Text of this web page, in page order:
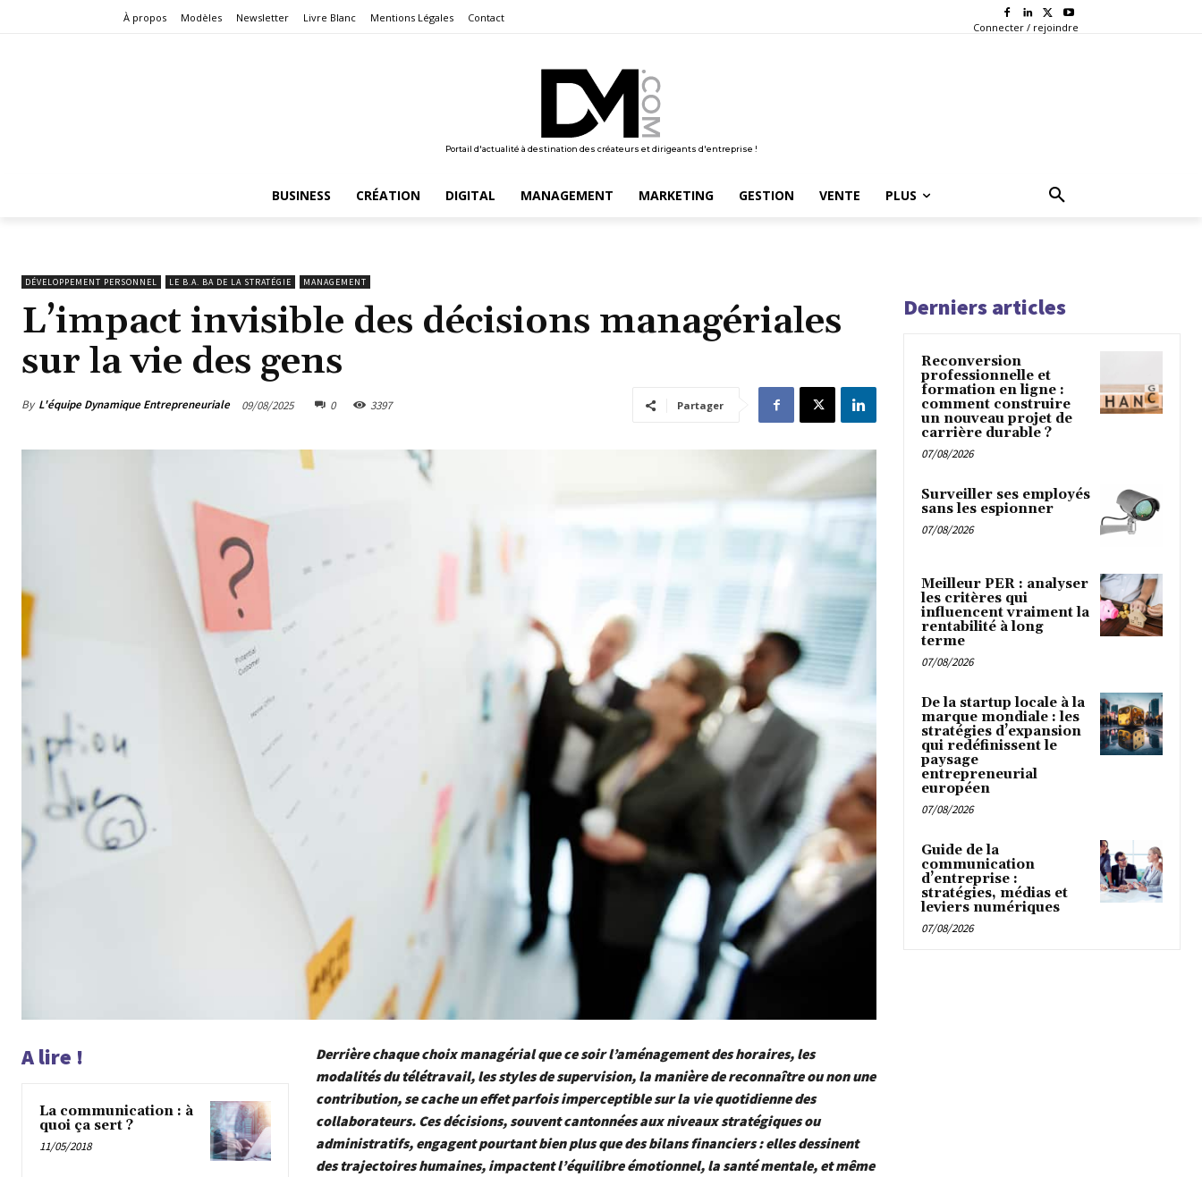
À propos Modèles Newsletter Livre Blanc Mentions Légales Contact
Connecter / rejoindre
Portail d'actualité à destination des créateurs et dirigeants d'entreprise !
BUSINESS CRÉATION DIGITAL MANAGEMENT MARKETING GESTION VENTE PLUS
DÉVELOPPEMENT PERSONNEL LE B.A. BA DE LA STRATÉGIE MANAGEMENT
L’impact invisible des décisions managériales
sur la vie des gens
By L'équipe Dynamique Entrepreneuriale 09/08/2025 0 3397 Partager
A lire !
La communication : à
quoi ça sert ?
11/05/2018
Derrière chaque choix managérial que ce soir l’aménagement des horaires, les
modalités du télétravail, les styles de supervision, la manière de reconnaître ou non une
contribution, se cache un effet parfois imperceptible sur la vie quotidienne des
collaborateurs. Ces décisions, souvent cantonnées aux niveaux stratégiques ou
administratifs, engagent pourtant bien plus que des bilans financiers : elles dessinent
des trajectoires humaines, impactent l’équilibre émotionnel, la santé mentale, et même
Derniers articles
Reconversion
professionnelle et
formation en ligne :
comment construire
un nouveau projet de
carrière durable ?
07/08/2026
Surveiller ses employés
sans les espionner
07/08/2026
Meilleur PER : analyser
les critères qui
influencent vraiment la
rentabilité à long
terme
07/08/2026
De la startup locale à la
marque mondiale : les
stratégies d’expansion
qui redéfinissent le
paysage
entrepreneurial
européen
07/08/2026
Guide de la
communication
d’entreprise :
stratégies, médias et
leviers numériques
07/08/2026